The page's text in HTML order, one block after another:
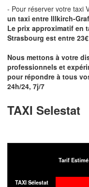
- Pour réserver votre taxi
un taxi entre Illkirch-
Le prix approximatif en
Strasbourg est entre
Nous mettons à votre
professionnels et
pour répondre à tous
24h/24, 7j/7
TAXI Selestat
Tarif
TAXI Sélestat